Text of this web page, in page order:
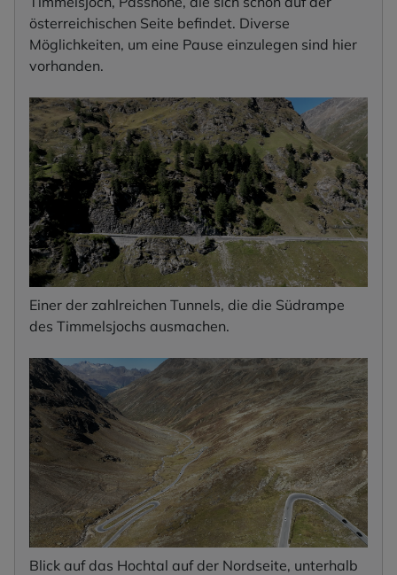
österreichischen Seite befindet. Diverse
Möglichkeiten, um eine Pause einzulegen sind hier
vorhanden.
Einer der zahlreichen Tunnels, die die Südrampe
des Timmelsjochs ausmachen.
Blick auf das Hochtal auf der Nordseite, unterhalb